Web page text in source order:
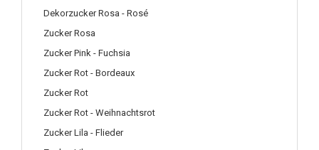
Dekorzucker Rosa - Rosé
Zucker Rosa
Zucker Pink - Fuchsia
Zucker Rot - Bordeaux
Zucker Rot
Zucker Rot - Weihnachtsrot
Zucker Lila - Flieder